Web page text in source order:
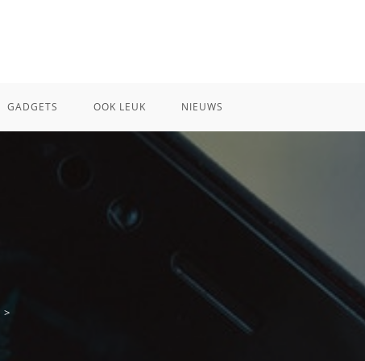
GADGETS OOK LEUK NIEUWS
>